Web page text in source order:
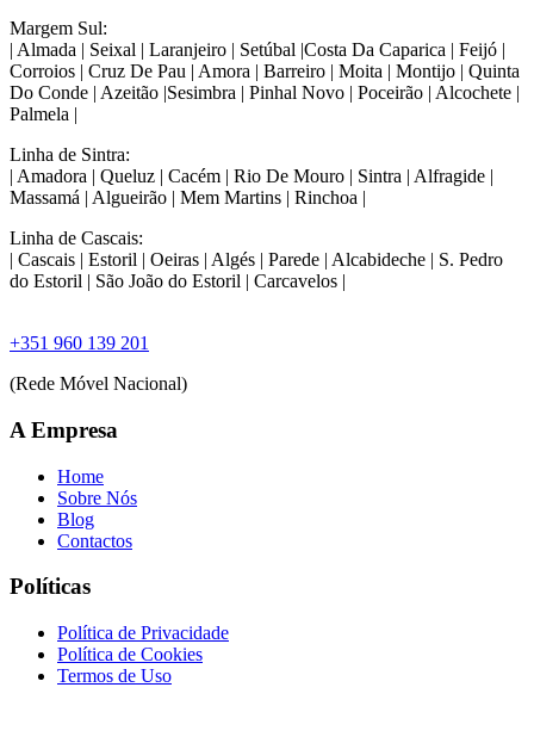
Margem Sul:
| Almada | Seixal | Laranjeiro | Setúbal |Costa Da Caparica | Feijó |
Corroios | Cruz De Pau | Amora | Barreiro | Moita | Montijo | Quinta
Do Conde | Azeitão |Sesimbra | Pinhal Novo | Poceirão | Alcochete |
Palmela |
Linha de Sintra:
| Amadora | Queluz | Cacém | Rio De Mouro | Sintra | Alfragide |
Massamá | Algueirão | Mem Martins | Rinchoa |
Linha de Cascais:
| Cascais | Estoril | Oeiras | Algés | Parede | Alcabideche | S. Pedro
do Estoril | São João do Estoril | Carcavelos |
+351 960 139 201
(Rede Móvel Nacional)
A Empresa
Home
Sobre Nós
Blog
Contactos
Políticas
Política de Privacidade
Política de Cookies
Termos de Uso